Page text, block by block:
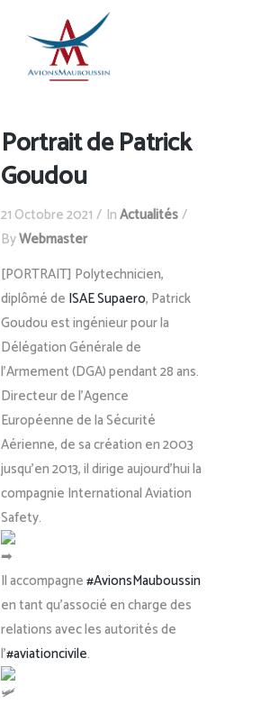
Portrait de Patrick
Goudou
21 Octobre 2021 InActualités
ByWebmaster
[PORTRAIT] Polytechnicien,
diplômé de ISAE Supaero, Patrick
Goudou est ingénieur pour la
Délégation Générale de
l’Armement (DGA) pendant 28 ans.
Directeur de l’Agence
Européenne de la Sécurité
Aérienne, de sa création en 2003
jusqu’en 2013, il dirige aujourd’hui la
compagnie International Aviation
Safety.
Il accompagne#AvionsMauboussin
en tant qu’associé en charge des
relations avec les autorités de
l’#aviationcivile.